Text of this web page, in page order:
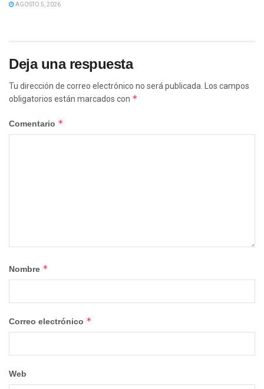
AGOSTO 5, 2026
Deja una respuesta
Tu dirección de correo electrónico no será publicada.
Los campos
obligatorios están marcados con *
Comentario *
Nombre *
Correo electrónico *
Web